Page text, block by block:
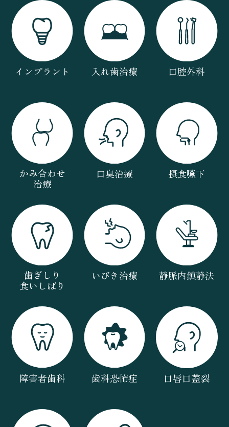
インプラント 入れ歯治療 口腔外科
かみ合わせ
治療
口臭治療 摂食嚥下
歯ぎしり
食いしばり
いびき治療 静脈内鎮静法
障害者歯科 歯科恐怖症 口唇口蓋裂